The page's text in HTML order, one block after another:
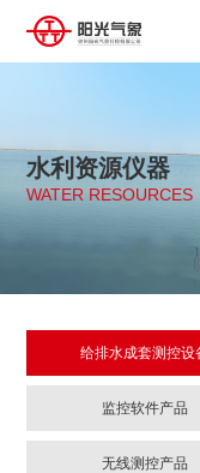
水利资源仪器
WATER RESOURCES
给排水成套测控设
监控软件产品
无线测控产品